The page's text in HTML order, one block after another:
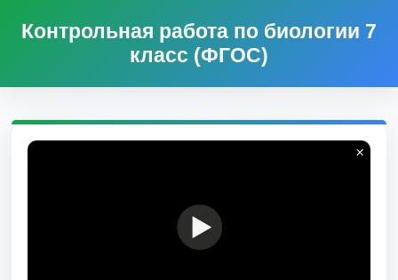
Контрольная работа по биологии 7
класс (ФГОС)